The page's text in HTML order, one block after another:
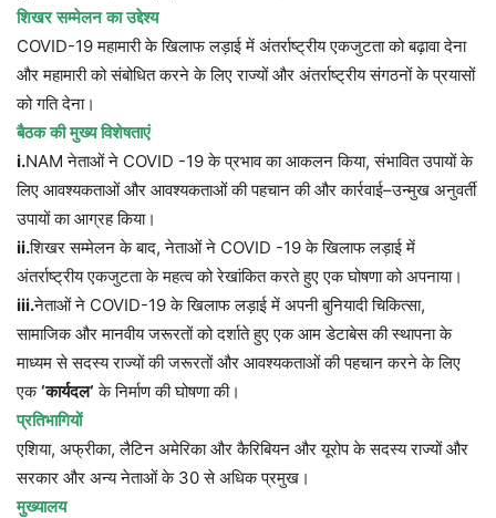
शिखर सम्मेलन का उद्देश्य
COVID-19महामारी के खिलाफ लड़ाई में अंतर्राष्ट्रीय एकजुटता को बढ़ावा देना
और महामारी को संबोधित करने के लिए राज्यों और अंतर्राष्ट्रीय संगठनों के प्रयासों
को गति देना।
बैठक की मुख्य विशेषताएं
i.NAMनेताओं ने COVID -19के प्रभाव का आकलन किया,संभावित उपायों के
लिए आवश्यकताओं और आवश्यकताओं की पहचान की और कार्रवाई–उन्मुख अनुवर्ती
उपायों का आग्रह किया।
ii.शिखर सम्मेलन के बाद,नेताओं ने COVID -19के खिलाफ लड़ाई में
अंतर्राष्ट्रीय एकजुटता के महत्व को रेखांकित करते हुए एक घोषणा को अपनाया।
iii.नेताओं ने COVID-19के खिलाफ लड़ाई में अपनी बुनियादी चिकित्सा,
सामाजिक और मानवीय जरूरतों को दर्शाते हुए एक आम डेटाबेस की स्थापना के
माध्यम से सदस्य राज्यों की जरूरतों और आवश्यकताओं की पहचान करने के लिए
एक ‘कार्यदल‘ के निर्माण की घोषणा की।
प्रतिभागियों
एशिया, अफ्रीका,लैटिन अमेरिका और कैरिबियन और यूरोप के सदस्य राज्यों और
सरकार और अन्य नेताओं के30से अधिक प्रमुख।
मुख्यालय